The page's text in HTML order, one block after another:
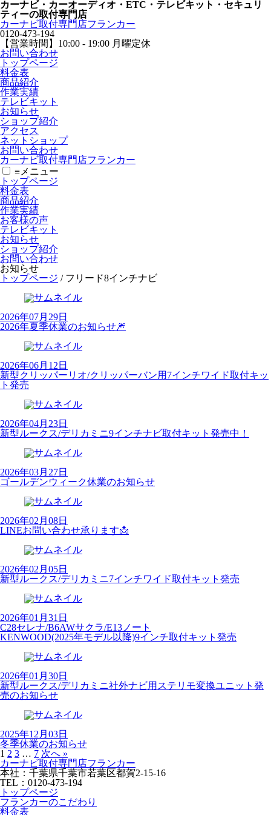
カーナビ・カーオーディオ・ETC・テレビキット・セキュリ
ティーの取付専門店
カーナビ取付専⾨店フランカー
0120-473-194
【営業時間】 10:00 - 19:00 月曜定休
お問い合わせ
トップページ
料金表
商品紹介
作業実績
テレビキット
お知らせ
ショップ紹介
アクセス
ネットショップ
お問い合わせ
カーナビ取付専⾨店フランカー
≡ メニュー
トップページ
料金表
商品紹介
作業実績
お客様の声
テレビキット
お知らせ
ショップ紹介
お問い合わせ
お知らせ
トップページ / フリード8インチナビ
2026年07月29日
2026年夏季休業のお知らせ🎆
2026年06月12日
新型クリッパーリオ/クリッパーバン用7インチワイド取付キッ
ト発売
2026年04月23日
新型ルークス/デリカミニ9インチナビ取付キット発売中！
2026年03月27日
ゴールデンウィーク休業のお知らせ
2026年02月08日
LINEお問い合わせ承ります📩
2026年02月05日
新型ルークス/デリカミニ7インチワイド取付キット発売
2026年01月31日
C28セレナ/B6AWサクラ/E13ノート
KENWOOD(2025年モデル以降)9インチ取付キット発売
2026年01月30日
新型ルークス/デリカミニ社外ナビ用ステリモ変換ユニット発
売のお知らせ
2025年12月03日
冬季休業のお知らせ
1 2 3 … 7 次へ »
カーナビ取付専⾨店フランカー
本社：千葉県千葉市若葉区都賀2-15-16
TEL：0120-473-194
トップページ
フランカーのこだわり
料金表